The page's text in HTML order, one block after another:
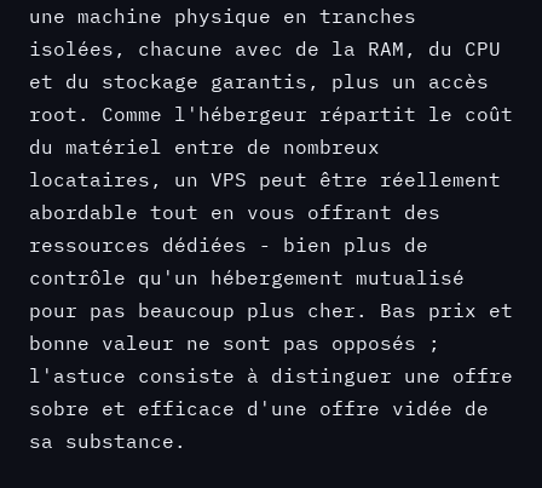
une machine physique en tranches
isolées, chacune avec de la RAM, du CPU
et du stockage garantis, plus un accès
root. Comme l'hébergeur répartit le coût
du matériel entre de nombreux
locataires, un VPS peut être réellement
abordable tout en vous offrant des
ressources dédiées - bien plus de
contrôle qu'un hébergement mutualisé
pour pas beaucoup plus cher. Bas prix et
bonne valeur ne sont pas opposés ;
l'astuce consiste à distinguer une offre
sobre et efficace d'une offre vidée de
sa substance.